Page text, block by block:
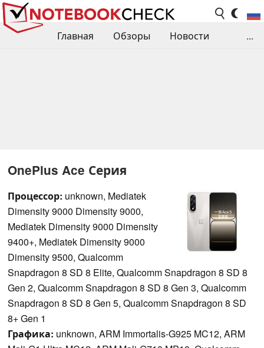
Главная Обзоры
Новости
...
OnePlus Ace Серия
Процессор: unknown, Mediatek
Dimensity 9000 Dimensity 9000,
Mediatek Dimensity 9000 Dimensity
9400+, Mediatek Dimensity 9000
Dimensity 9500, Qualcomm
Snapdragon 8 SD 8 Elite, Qualcomm Snapdragon 8 SD 8
Gen 2, Qualcomm Snapdragon 8 SD 8 Gen 3, Qualcomm
Snapdragon 8 SD 8 Gen 5, Qualcomm Snapdragon 8 SD
8+ Gen 1
Графика: unknown, ARM Immortalis-G925 MC12, ARM